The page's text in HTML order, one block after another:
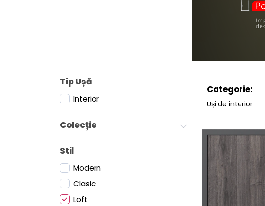
Tip Ușă
Interior
Colecție
Stil
Modern
Clasic
Loft
Categorie:
Uși de interior